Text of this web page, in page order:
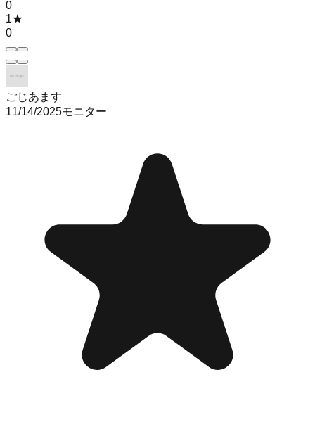
0
1★
0
ごじあます
11/14/2025モニター